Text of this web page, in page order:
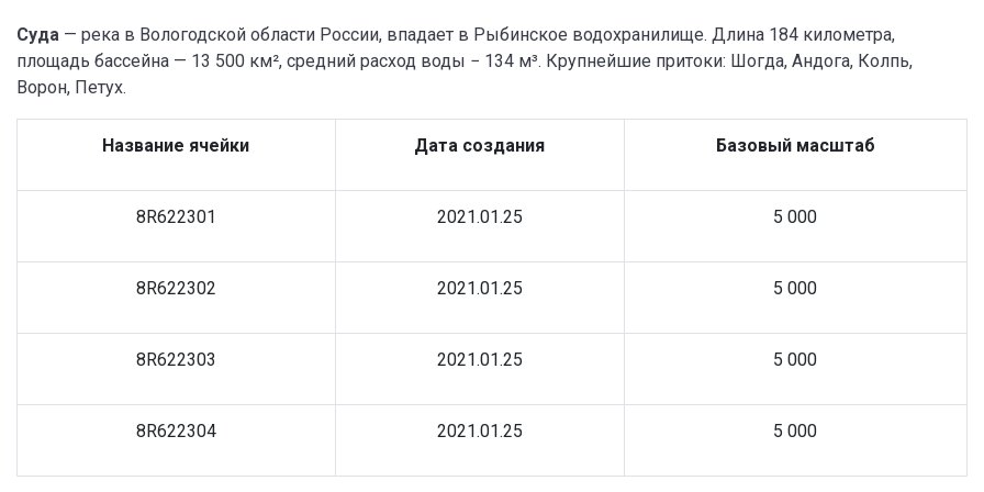
Суда — река в Вологодской области России, впадает в Рыбинское водохранилище. Длина 184 километра,
площадь бассейна — 13 500 км², средний расход воды − 134 м³. Крупнейшие притоки: Шогда, Андога, Колпь,
Ворон, Петух.
Название ячейки Дата создания Базовый масштаб
8R622301 2021.01.25 5 000
8R622302 2021.01.25 5 000
8R622303 2021.01.25 5 000
8R622304 2021.01.25 5 000